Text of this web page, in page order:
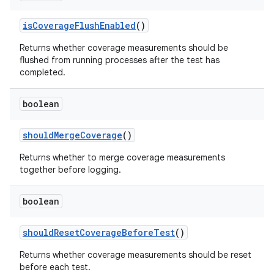
isCoverageFlushEnabled()
Returns whether coverage measurements should be
flushed from running processes after the test has
completed.
boolean
shouldMergeCoverage()
Returns whether to merge coverage measurements
together before logging.
boolean
shouldResetCoverageBeforeTest()
Returns whether coverage measurements should be reset
before each test.